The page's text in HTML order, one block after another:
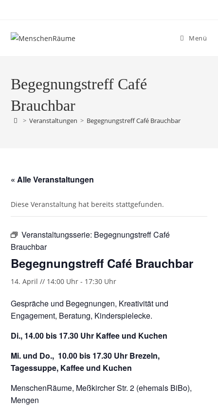
Menü
Begegnungstreff Café
Brauchbar
> Veranstaltungen > Begegnungstreff Café Brauchbar
« Alle Veranstaltungen
Diese Veranstaltung hat bereits stattgefunden.
Veranstaltungsserie: Begegnungstreff Café
Brauchbar
Begegnungstreff Café Brauchbar
14. April // 14:00 Uhr - 17:30 Uhr
Gespräche und Begegnungen, Kreativität und
Engagement, Beratung, Kinderspielecke.
Di., 14.00 bis 17.30 Uhr Kaffee und Kuchen
Mi. und Do., 10.00 bis 17.30 Uhr Brezeln,
Tagessuppe, Kaffee und Kuchen
MenschenRäume, Meßkircher Str. 2 (ehemals BiBo),
Mengen